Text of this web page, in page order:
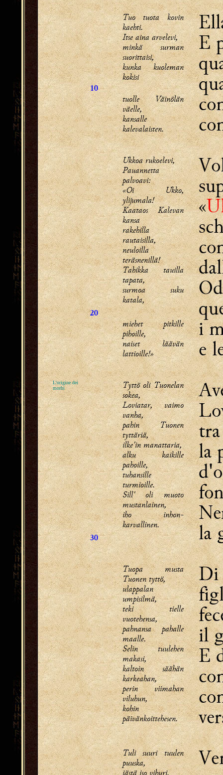
10
Tuo tuota kovin
kaehti.
Itse aina arvelevi,
minkä surman
suorittaisi,
kunka kuoleman
kokisi
E
tuolle Väinölän
väelle,
kansalle
kalevalaisten.
20
Ukkoa rukoelevi,
Pauannetta
palvoavi:
«Oi Ukko,
ylijumala!
Kaataos Kalevan
kansa
rakehilla
rautaisilla,
neuloilla
teräsnenillä!
Tahikka tauilla
tapata,
surmoa suku
katala,
«
miehet pitkille
pihoille,
naiset läävän
lattioille!»
i
e
L'origine dei
morbi
30
Tyttö oli Tuonelan
sokea,
Loviatar, vaimo
vanha,
pahin Tuonen
tyttäriä,
ilke'in manattaria,
alku kaikille
pahoille,
tuhansille
turmioille.
Sill' oli muoto
mustanlainen,
iho inhon-
karvallinen.
la
la
Tuopa musta
Tuonen tyttö,
ulappalan
umpisilmä,
teki tielle
vuotehensa,
pahnansa pahalle
maalle.
Selin tuulehen
makasi,
kaltoin säähän
karkeahan,
perin viimahan
viluhun,
kohin
päivänkoittehesen.
il
E
Tuli suuri tuulen
puuska,
iästä iso vihuri,